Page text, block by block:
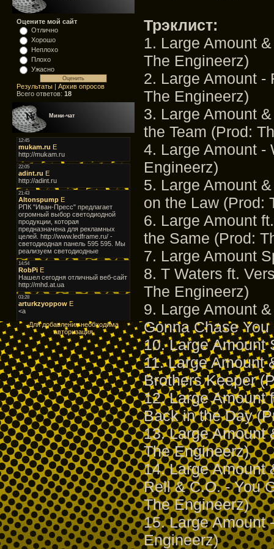
Оцените мой сайт
Отлично
Хорошо
Неплохо
Плохо
Ужасно
Результаты | Архив опросов
Всего ответов: 18
Мини-чат
Для добавления необходима
авторизация
Трэклист:
1. Large Amount
The Engineerz)
2. Large Amount -
The Engineerz)
3. Large Amount
the Team (Prod:
4. Large Amount -
Engineerz)
5. Large Amount
on the Law (Prod:
6. Large Amount
the Same (Prod:
7. Large Amount
8. T Waters ft.
The Engineerz)
9. Large Amount
Gonna Chase
10. Large Amount
11. Large Amount
Brothers Keeper
12. Large Amount
Back in the Day
13. Large Amount
The Engineerz)
14. Large Amount
Rell & C.O. - You
The Engineerz)
15. Large Amount
Engineerz)